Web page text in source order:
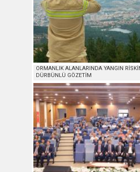
ORMANLIK ALANLARINDA YANGIN
DÜRBÜNLÜ GÖZETİM